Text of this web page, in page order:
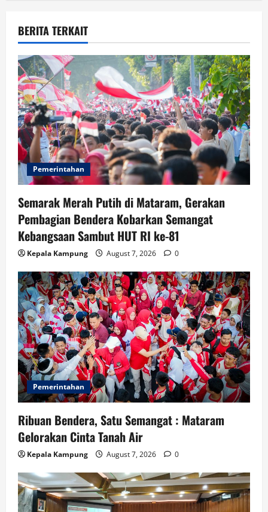
v
i
g
a
t
i
o
n
BERITA TERKAIT
Pemerintahan
Semarak Merah Putih di Mataram, Gerakan
Pembagian Bendera Kobarkan Semangat
Kebangsaan Sambut HUT RI ke-81
Kepala Kampung August 7, 2026 0
Pemerintahan
Ribuan Bendera, Satu Semangat : Mataram
Gelorakan Cinta Tanah Air
Kepala Kampung August 7, 2026 0